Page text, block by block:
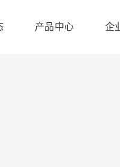
产品中心 企